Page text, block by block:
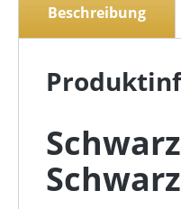
Beschreibung